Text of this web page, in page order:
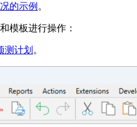
的示例 。
模板进行操作：
测计划 。